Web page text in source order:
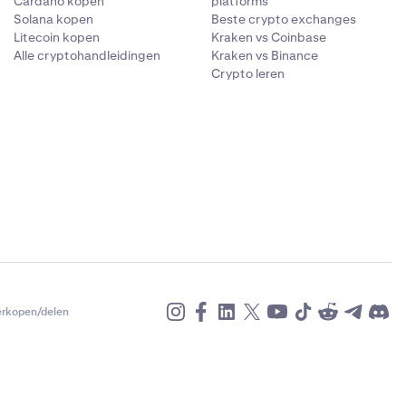
cijfers.
ID in.
Solana kopen
Litecoin kopen
Alle cryptohandleidingen
Beste crypto exchanges
Kraken vs Coinbase
Kraken vs Binance
Crypto leren
delen